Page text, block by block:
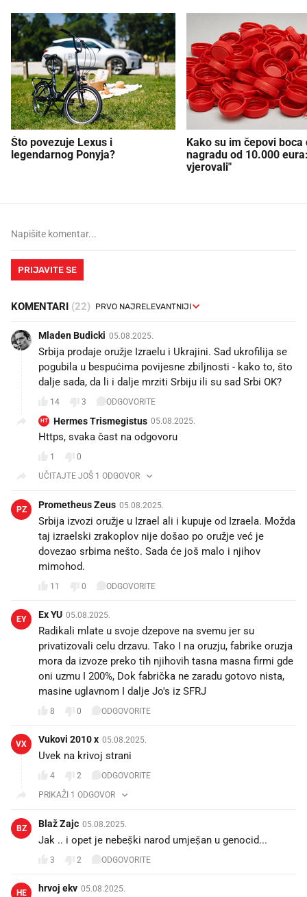
Što povezuje Lexus i
legendarnog Ponyja?
Kako su im čepovi boca
nagradu od 10.000
vjerovali"
PRIJAVITE SE
KOMENTARI (22)
Mladen Budicki 05.08.2025.
Srbija prodaje oružje Izraelu i Ukrajini. Sad ukrofilija se
pogubila u bespućima povijesne zbiljnosti - kako to, što
dalje sada, da li i dalje mrziti Srbiju ili su sad Srbi OK?
14 3 ODGOVORITE
HT Hermes Trismegistus 05.08.2025.
Https, svaka čast na odgovoru
1
0
UČITAJTE JOŠ 1 ODGOVOR
PZ Prometheus Zeus 05.08.2025.
Srbija izvozi oružje u Izrael ali i kupuje od Izraela. Možda
taj izraelski zrakoplov nije došao po oružje već je
dovezao srbima nešto. Sada će još malo i njihov
mimohod.😉
11 0 ODGOVORITE
EY Ex YU 05.08.2025.
Radikali mlate u svoje dzepove na svemu jer su
privatizovali celu drzavu. Tako I na oruzju, fabrike oruzja
mora da izvoze preko tih njihovih tasna masna firmi gde
oni uzmu I 200%, Dok fabrička ne zaradu gotovo nista,
masine uglavnom I dalje Jo's iz SFRJ
8 0 ODGOVORITE
VX Vukovi 2010 x 05.08.2025.
Uvek na krivoj strani
4 2
ODGOVORITE
PRIKAŽI 1 ODGOVOR
BZ Blaž Zajc 05.08.2025.
Jak .. i opet je nebeṣ̌ki narod umjeṣ̌an u genocid...
3 2 ODGOVORITE
HE hrvoj ekv 05.08.2025.